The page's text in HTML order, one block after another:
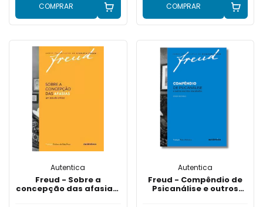
COMPRAR COMPRAR
Autentica
Freud - Sobre a
concepção das afasias:
Autentica
Freud - Compêndio de
Psicanálise e outros